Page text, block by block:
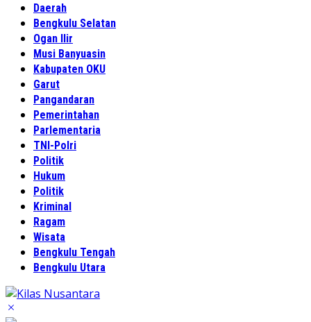
Daerah
Bengkulu Selatan
Ogan Ilir
Musi Banyuasin
Kabupaten OKU
Garut
Pangandaran
Pemerintahan
Parlementaria
TNI-Polri
Politik
Hukum
Politik
Kriminal
Ragam
Wisata
Bengkulu Tengah
Bengkulu Utara